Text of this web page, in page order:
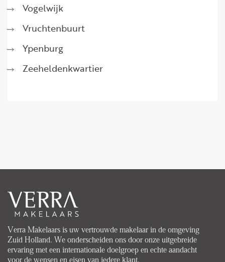
Vogelwijk
Vruchtenbuurt
Ypenburg
Zeeheldenkwartier
Verra Makelaars is uw vertrouwde makelaar in de omgeving
Zuid Holland. We onderscheiden ons door onze uitgebreide
ervaring met een internationale doelgroep en echte aandacht
voor de wensen en eisen van iedere klant.